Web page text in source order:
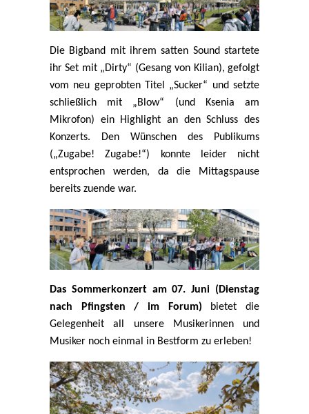
Die Bigband mit ihrem satten Sound startete
ihr Set mit „Dirty“ (Gesang von Kilian), gefolgt
vom neu geprobten Titel „Sucker“ und setzte
schließlich mit „Blow“ (und Ksenia am
Mikrofon) ein Highlight an den Schluss des
Konzerts. Den Wünschen des Publikums
(„Zugabe! Zugabe!“) konnte leider nicht
entsprochen werden, da die Mittagspause
bereits zuende war.
Das Sommerkonzert am 07. Juni (Dienstag
nach Pfingsten / im Forum) bietet die
Gelegenheit all unsere Musikerinnen und
Musiker noch einmal in Bestform zu erleben!